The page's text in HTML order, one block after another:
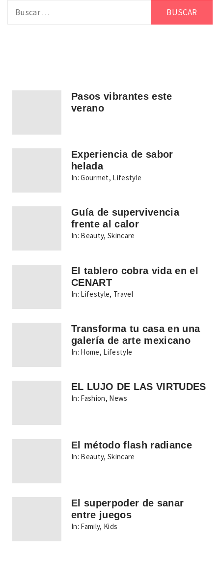
Pasos vibrantes este
verano
Experiencia de sabor
helada
In: Gourmet, Lifestyle
Guía de supervivencia
frente al calor
In: Beauty,Skincare
El tablero cobra vida en el
CENART
In: Lifestyle, Travel
Transforma tu casa en una
galería de arte mexicano
In: Home, Lifestyle
EL LUJO DE LAS VIRTUDES
In: Fashion, News
El método flash radiance
In: Beauty,Skincare
El superpoder de sanar
entre juegos
In: Family, Kids